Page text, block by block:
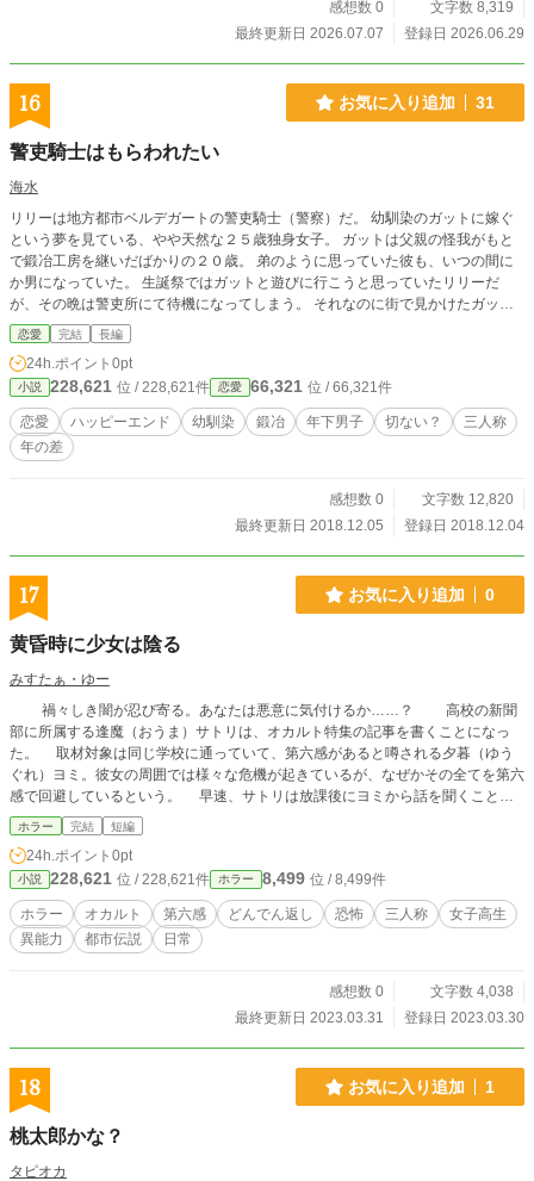
感想数 0
文字数 8,319
最終更新日 2026.07.07
登録日 2026.06.29
16 お気に入り追加 31
警吏騎士はもらわれたい
海水
リリーは地方都市ベルデガートの警吏騎士（警察）だ。 幼馴染のガットに嫁ぐ
という夢を見ている、やや天然な２５歳独身女子。 ガットは父親の怪我がもと
で鍛冶工房を継いだばかりの２０歳。 弟のように思っていた彼も、いつの間に
か男になっていた。 生誕祭ではガットと遊びに行こうと思っていたリリーだ
が、その晩は警吏所にて待機になってしまう。 それなのに街で見かけたガット
は女の子と親しげに会話をしていた。 ２５歳警吏騎士リリーと２０歳鍛冶屋男
恋愛 完結 長編
24h.ポイント 0pt
小説 228,621 位 / 228,621件 恋愛 66,321 位 / 66,321件
恋愛 ハッピーエンド 幼馴染 鍛冶 年下男子 切ない？
三人称
年の差
感想数 0
文字数 12,820
最終更新日 2018.12.05
登録日 2018.12.04
17 お気に入り追加 0
黄昏時に少女は陰る
みすたぁ・ゆー
禍々しき闇が忍び寄る。あなたは悪意に気付けるか……？ 高校の新聞
部に所属する逢魔（おうま）サトリは、オカルト特集の記事を書くことになっ
た。 取材対象は同じ学校に通っていて、第六感があると噂される夕暮（ゆう
ぐれ）ヨミ。彼女の周囲では様々な危機が起きているが、なぜかその全てを第六
感で回避しているという。 早速、サトリは放課後にヨミから話を聞くことに
なるのだが……。 意味が分かると怖い話……かもしれません……。
ホラー 完結 短編
24h.ポイント 0pt
小説 228,621 位 / 228,621件 ホラー 8,499 位 / 8,499件
ホラー オカルト 第六感 どんでん返し 恐怖 三人称
女子高生
異能力
都市伝説 日常
感想数 0
文字数 4,038
最終更新日 2023.03.31
登録日 2023.03.30
18 お気に入り追加 1
桃太郎かな？
タピオカ